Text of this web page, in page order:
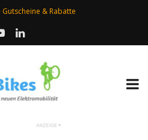
Gutscheine & Rabatte